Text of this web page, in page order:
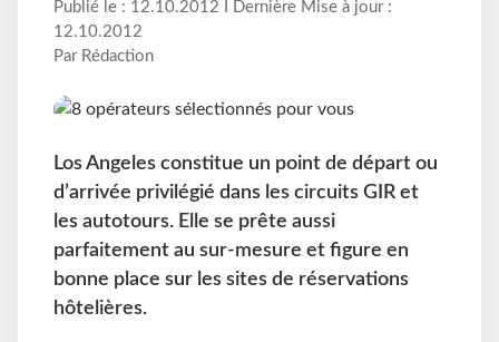
Publié le : 12.10.2012 I Dernière Mise à jour :
12.10.2012
Par Rédaction
Los Angeles constitue un point de départ ou
d’arrivée privilégié dans les circuits GIR et
les autotours. Elle se prête aussi
parfaitement au sur-mesure et figure en
bonne place sur les sites de réservations
hôtelières.